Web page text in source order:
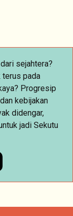
sejahtera?
terus pada
Progresip
kebijakan
didengar,
jadi Sekutu